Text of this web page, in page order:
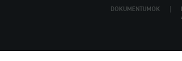
DOKUMENTUMOK